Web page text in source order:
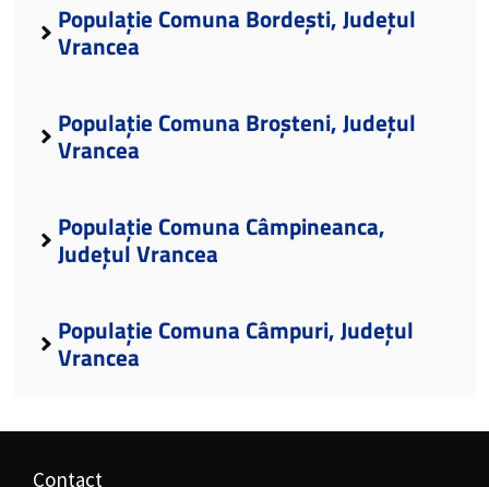
Populație Comuna Bordești, Județul
Vrancea
Populație Comuna Broșteni, Județul
Vrancea
Populație Comuna Câmpineanca,
Județul Vrancea
Populație Comuna Câmpuri, Județul
Vrancea
Contact